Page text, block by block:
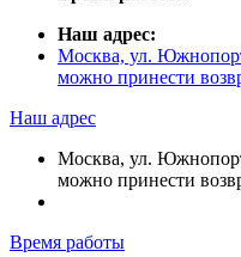
Наш адрес:
Москва, ул.
можно принести
Наш адрес
Москва, ул.
можно принести
Время работы